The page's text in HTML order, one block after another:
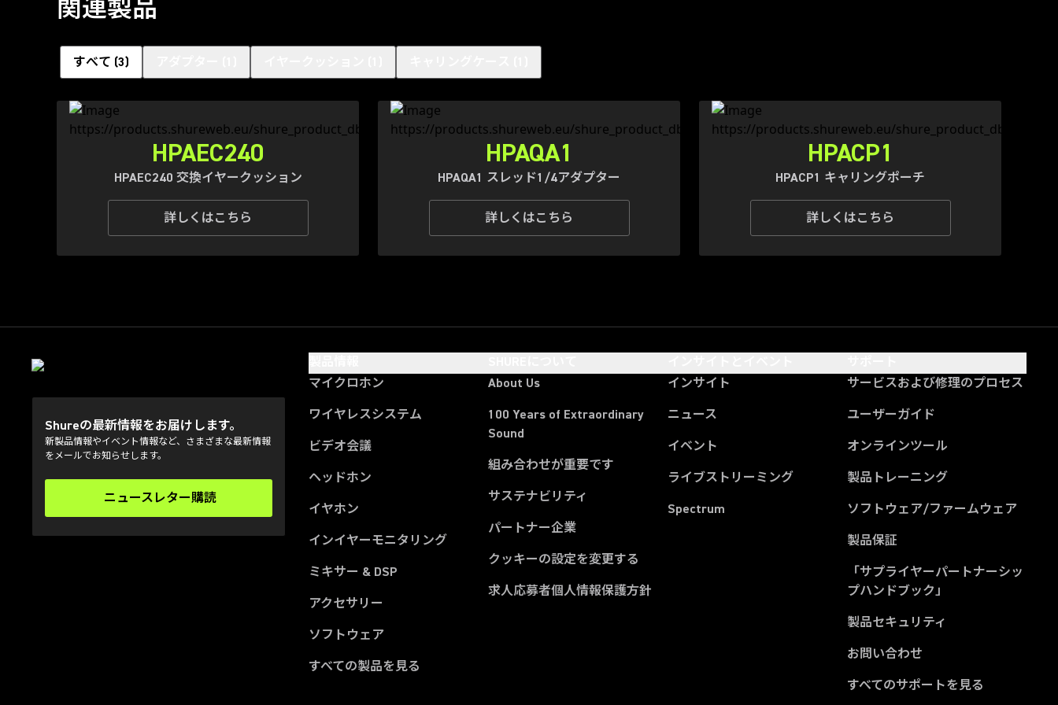
関連製品
すべて (3)
HPAEC240
HPAEC240 交換イヤークッション
詳しくはこちら
HPAQA1
HPAQA1 スレッド1/4アダプター
詳しくはこちら
HPACP1
HPACP1 キャリングポーチ
詳しくはこちら
Shureの最新情報をお届けします。
新製品情報やイベント情報など、さまざまな最新情報
をメールでお知らせします。
ニュースレター購読
(Opens in a new tab)
マイクロホン
ワイヤレスシステム
ビデオ会議
ヘッドホン
イヤホン
インイヤーモニタリング
ミキサー & DSP
アクセサリー
ソフトウェア
すべての製品を見る
About Us
100 Years of Extraordinary
Sound
組み合わせが重要です
サステナビリティ
パートナー企業
クッキーの設定を変更する
求人応募者個人情報保護方針
インサイト
ニュース
イベント
ライブストリーミング
Spectrum
サービスおよび修理のプロセス
ユーザーガイド
オンラインツール
製品トレーニング
ソフトウェア/ファームウェア
製品保証
「サプライヤーパートナーシッ
プハンドブック」
製品セキュリティ
お問い合わせ
すべてのサポートを見る